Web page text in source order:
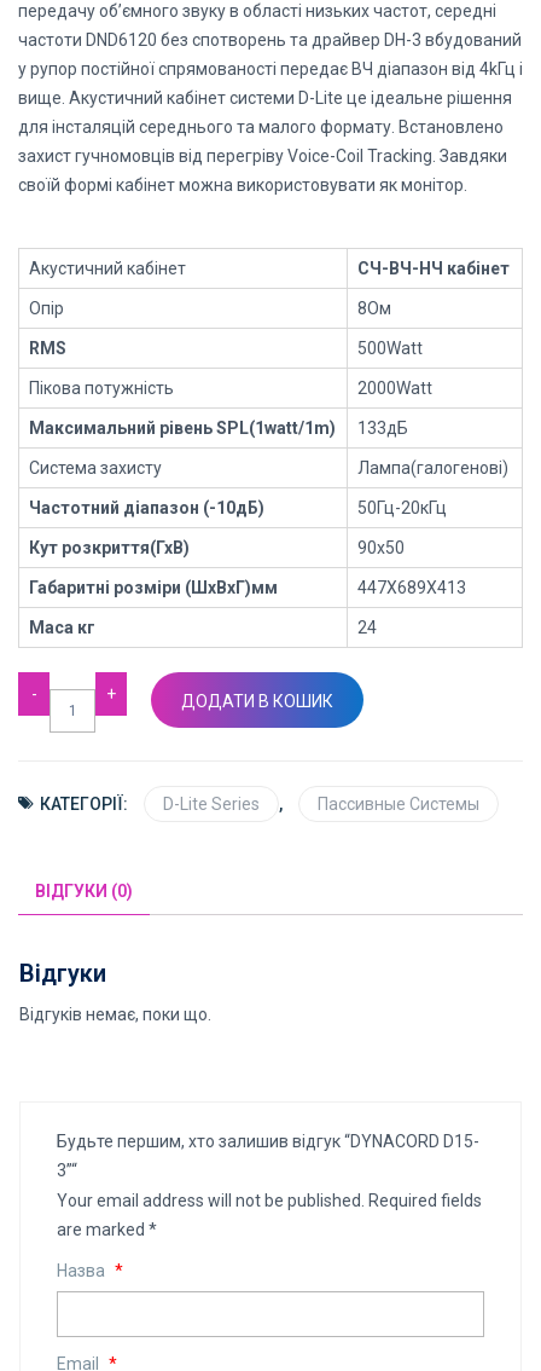
передачу об’ємного звуку в області низьких частот, середні
частоти DND6120 без спотворень та драйвер DH-3 вбудований
у рупор постійної спрямованості передає ВЧ діапазон від 4kГц і
вище. Акустичний кабінет системи D-Lite це ідеальне рішення
для інсталяцій середнього та малого формату. Встановлено
захист гучномовців від перегріву Voice-Coil Tracking. Завдяки
своїй формі кабінет можна використовувати як монітор.
Акустичний кабінет СЧ-ВЧ-НЧ кабінет
Опір 8Ом
RMS 500Watt
Пікова потужність 2000Watt
Максимальний рівень SPL(1watt/1 m) 133дБ
Система захисту Лампа(галогенові)
Частотний діапазон (-10дБ) 50Гц-20кГц
Кут розкриття(ГхВ) 90х50
Габаритні розміри (ШхВхГ)мм 447Х689Х413
Маса кг 24
DYNACORD
D15-
ДОДАТИ В КОШИК
КАТЕГОРІЇ: D-Lite Series , Пассивные Системы
ВІДГУКИ (0)
Відгуки
Відгуків немає, поки що.
Будьте першим, хто залишив відгук “DYNACORD D15-
3”“
Your email address will not be published.
Required fields
are marked *
Назва *
Email *